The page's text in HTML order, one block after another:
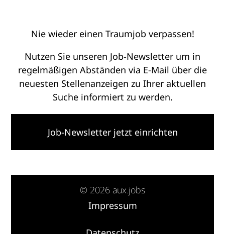
Nie wieder einen Traumjob verpassen!
Nutzen Sie unseren Job-Newsletter um in
regelmäßigen Abständen via E-Mail über die
neuesten Stellenanzeigen zu Ihrer aktuellen
Suche informiert zu werden.
Job-Newsletter jetzt einrichten
© 2026 aux.jobs
Impressum